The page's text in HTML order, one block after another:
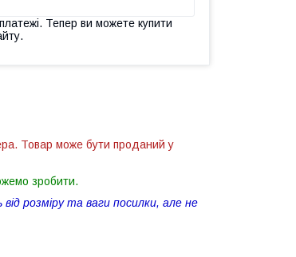
Тепер ви можете купити
Товар може бути проданий у
зробити.
розміру та ваги посилки, але не